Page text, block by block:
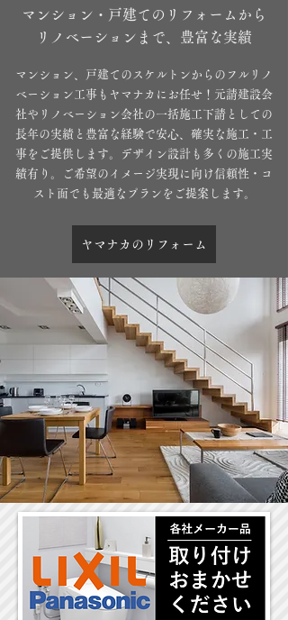
マンション・戸建てのリフォームから
リノベーションまで、豊富な実績
マンション、戸建てのスケルトンからのフルリノ
ベーション工事もヤマナカにお任せ！元請建設会
社やリノベーション会社の一括施工下請としての
長年の実績と豊富な経験で安心、確実な施工・工
事をご提供します。デザイン設計も多くの施工実
績有り。ご希望のイメージ実現に向け信頼性・コ
スト面でも最適なプランをご提案します。
ヤマナカのリフォーム